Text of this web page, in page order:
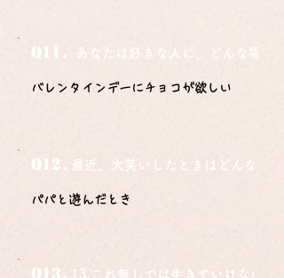
Q11. あなたは好きな人に、どんな場所
バレンタインデーにチョコが欲しい
Q12. 最近、大笑いしたときはどんな時？
パパと遊んだとき
Q13. 13.これ無しでは生きていけないモ